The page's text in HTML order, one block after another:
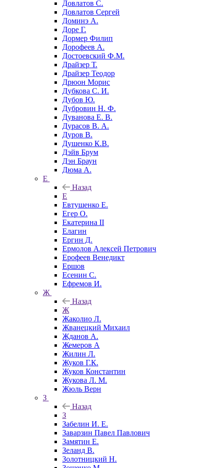
Довлатов С.
Довлатов Сергей
Доминэ А.
Доре Г.
Дормер Филип
Дорофеев А.
Достоевский Ф.М.
Драйзер Т.
Драйзер Теодор
Дрюон Морис
Дубкова С. И.
Дубов Ю.
Дубровин Н. Ф.
Дуванова Е. В.
Дурасов В. А.
Дуров В.
Душенко К.В.
Дэйв Брум
Дэн Браун
Дюма А.
Е
Назад
Е
Евтушенко Е.
Егер О.
Екатерина II
Елагин
Ергин Д.
Ермолов Алексей Петрович
Ерофеев Венедикт
Ершов
Есенин С.
Ефремов И.
Ж
Назад
Ж
Жаколио Л.
Жванецкий Михаил
Жданов А.
Жемеров А
Жилин Л.
Жуков Г.К.
Жуков Константин
Жукова Л. М.
Жюль Верн
З
Назад
З
Забелин И. Е.
Заварзин Павел Павлович
Замятин Е.
Зеланд В.
Золотницкий Н.